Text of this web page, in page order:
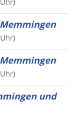
und